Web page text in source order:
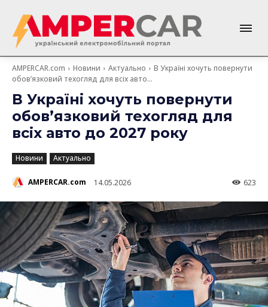
AMPERCAR.com Новини Актуально
В Україні хочуть повернути
обов’язковий техогляд для всіх авто...
В Україні хочуть повернути
обов’язковий техогляд для
всіх авто до 2027 року
Новини Актуально
AMPERCAR.com 14.05.2026 623